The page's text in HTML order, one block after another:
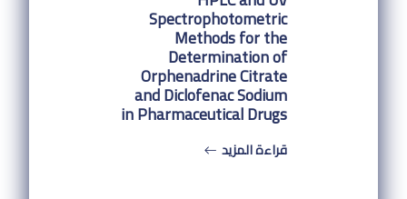
Spectrophotometric
Methods for the
Determination of
Orphenadrine Citrate
and Diclofenac Sodium
in Pharmaceutical Drugs
قراءة المزيد